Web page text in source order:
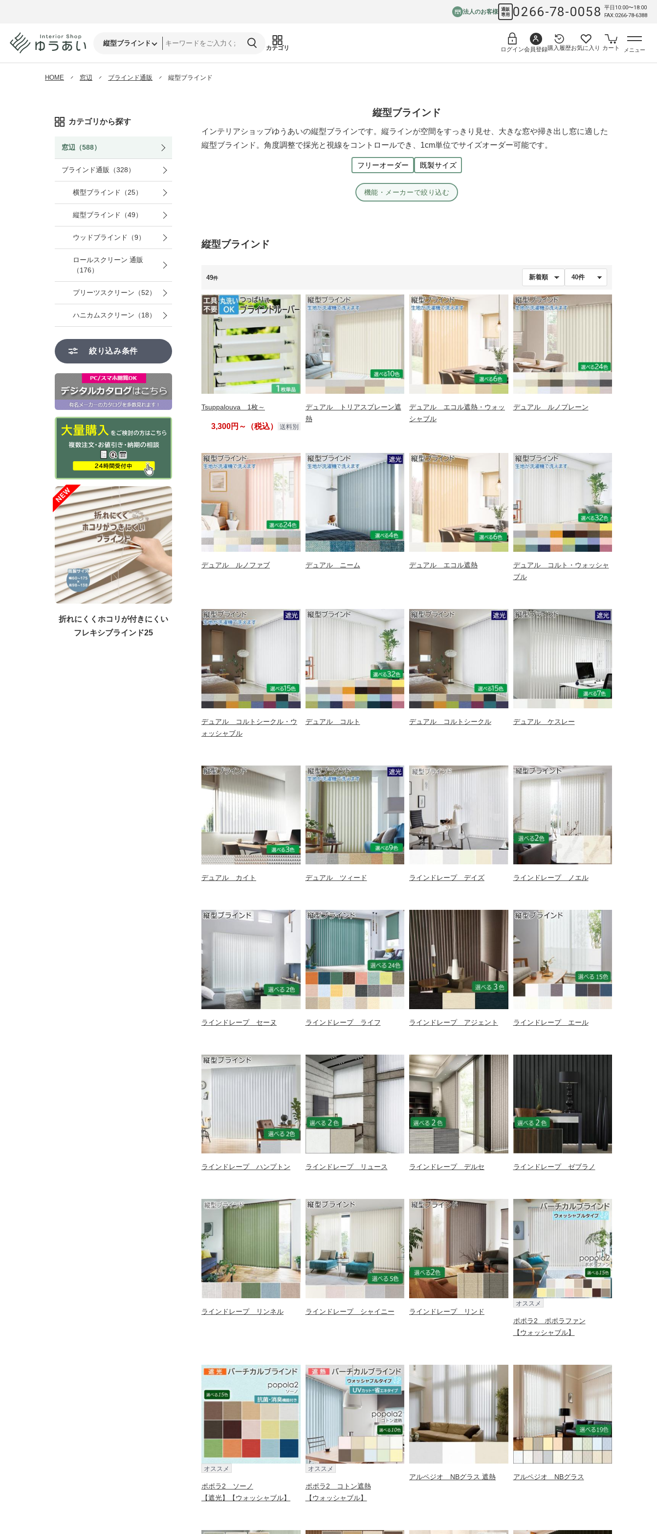
法人のお客様 通販
専用
0266-78-0058
平日10:00〜18:00
FAX:0266-78-6388
カテゴリ ログイン会員登録購入履歴お気に入り カート メニュー
HOME 窓辺 ブラインド通販 縦型ブラインド
カテゴリから探す
窓辺（588）
ブラインド通販（328）
横型ブラインド（25）
縦型ブラインド（49）
ウッドブラインド（9）
ロールスクリーン 通販
（176）
プリーツスクリーン（52）
ハニカムスクリーン（18）
絞り込み条件
折れにくくホコリが付きにくい
フレキシブラインド25
縦型ブラインド
インテリアショップゆうあいの縦型ブラインです。縦ラインが空間をすっきり見せ、大きな窓や掃き出し窓に適した
縦型ブラインド。角度調整で採光と視線をコントロールでき、1cm単位でサイズオーダー可能です。
フリーオーダー 既製サイズ
機能・メーカーで絞り込む
縦型ブラインド
49件
Tsuppalouva 1枚～
3,300円～（税込） 送料別
デュアル トリアスプレーン遮
熱
デュアル エコル遮熱・ウォッ
シャブル
デュアル ルノプレーン
デュアル ルノファブ デュアル ニーム デュアル エコル遮熱
デュアル コルト・ウォッシャ
ブル
デュアル コルトシークル・ウ
ォッシャブル
デュアル コルト デュアル コルトシークル デュアル ケスレー
デュアル カイト デュアル ツィード ラインドレープ デイズ ラインドレープ ノエル
ラインドレープ セーヌ ラインドレープ ライフ ラインドレープ アジェント ラインドレープ エール
ラインドレープ ハンプトン ラインドレープ リュース ラインドレープ デルセ ラインドレープ ゼブラノ
ラインドレープ リンネル ラインドレープ シャイニー ラインドレープ リンド
オススメ
ポポラ2 ポポラファン
【ウォッシャブル】
オススメ
ポポラ2 ソーノ
【遮光】【ウォッシャブル】
オススメ
ポポラ2 コトン遮熱
【ウォッシャブル】
アルペジオ NBグラス 遮熱 アルペジオ NBグラス